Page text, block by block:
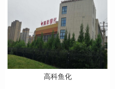
高科鱼化